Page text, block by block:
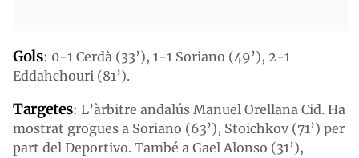
Gols: 0-1 Cerdà (33’), 1-1 Soriano (49’), 2-1
Eddahchouri (81’).
Targetes: L’àrbitre andalús Manuel Orellana Cid. Ha
mostrat grogues a Soriano (63’), Stoichkov (71’) per
part del Deportivo. També a Gael Alonso (31’),